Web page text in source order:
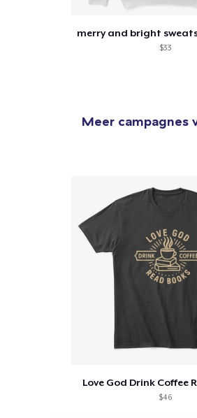
$33
Meer campagnes
Love God Drink Coffee
$46